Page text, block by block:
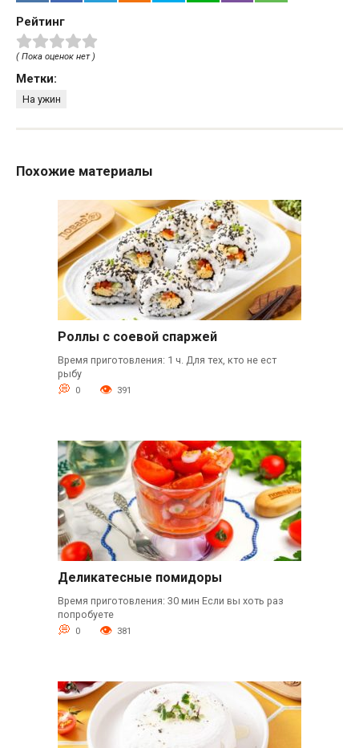
Рейтинг
( Пока оценок нет )
Метки:
На ужин
Похожие материалы
Роллы с соевой спаржей
Время приготовления: 1 ч. Для тех, кто не ест
рыбу
0 391
Деликатесные помидоры
Время приготовления: 30 мин Если вы хоть раз
попробуете
0 381